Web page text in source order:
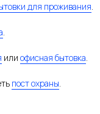
для проживания.
.
или офисная бытовка.
пост охраны.